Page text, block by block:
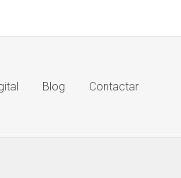
Blog Contactar